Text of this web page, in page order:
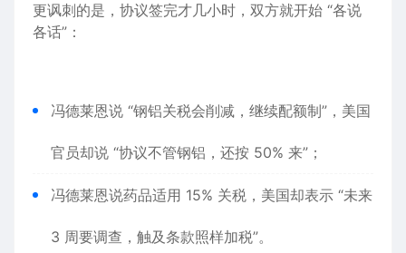
更讽刺的是，协议签完才几小时 ，双方就开始 “各说
各话”：
冯德莱恩说 “钢铝关税会削减，继续配额制”，美国
官员却说 “协议不管钢铝，还按 50% 来”；
冯德莱恩说药品适用 15% 关税，美国却表示 “未来
3 周要调查，触及条款照样加税”。